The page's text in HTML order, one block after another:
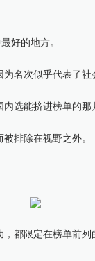
好的地方。
名次似乎代表了社
选能挤进榜单的那
排除在视野之外。
都限定在榜单前列